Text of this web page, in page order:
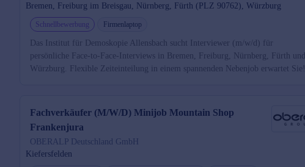
Bremen, Freiburg im Breisgau, Nürnberg, Fürth (PLZ 90762), Würzburg
Schnellbewerbung Firmenlaptop
Das Institut für Demoskopie Allensbach sucht Interviewer (m/w/d) für
persönliche Face-to-Face-Interviews in Bremen, Freiburg, Nürnberg, Fürth und
Würzburg. Flexible Zeiteinteilung in einem spannenden Nebenjob erwartet Sie!
Fachverkäufer (M/W/D) Minijob Mountain Shop
Frankenjura
OBERALP Deutschland GmbH
Kiefersfelden